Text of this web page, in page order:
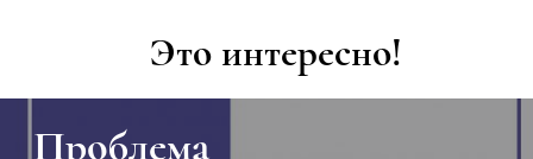
Это интересно!
Проблема